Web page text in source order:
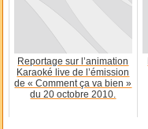
Reportage sur l’animation
Karaoké live de l’émission
de « Comment ça va bien »
du 20 octobre 2010.